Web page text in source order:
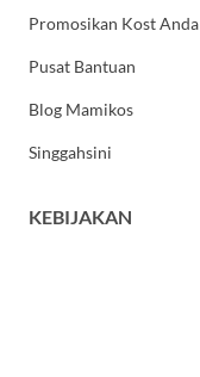
Promosikan Kost Anda
Pusat Bantuan
Blog Mamikos
Singgahsini
KEBIJAKAN